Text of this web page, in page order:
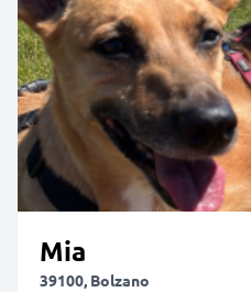
Mia
39100, Bolzano